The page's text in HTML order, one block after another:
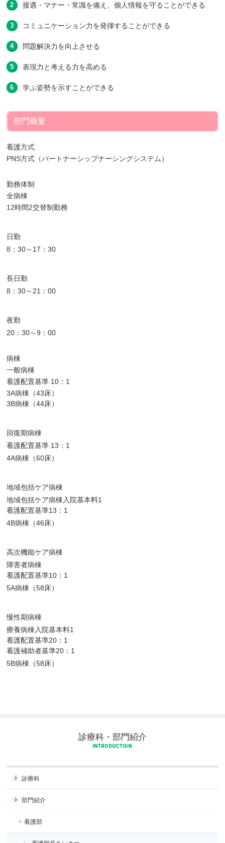
接遇・マナー・常識を備え、個人情報を守ることができる
コミュニケーション力を発揮することができる
問題解決力を向上させる
表現力と考える力を高める
学ぶ姿勢を示すことができる
部門概要
看護方式
PNS方式（パートナーシップナーシングシステム）
勤務体制
全病棟
12時間2交替制勤務
日勤
8：30～17：30
長日勤
8：30～21：00
夜勤
20：30～9：00
病棟
一般病棟
看護配置基準 10：1
3A病棟（43床）
3B病棟（44床）
回復期病棟
看護配置基準 13：1
4A病棟（60床）
地域包括ケア病棟
地域包括ケア病棟入院基本料1
看護配置基準13：1
4B病棟（46床）
高次機能ケア病棟
障害者病棟
看護配置基準10：1
5A病棟（58床）
慢性期病棟
療養病棟入院基本料1
看護配置基準20：1
看護補助者基準20：1
5B病棟（58床）
診療科・部門紹介
INTRODUCTION
診療科
部門紹介
看護部